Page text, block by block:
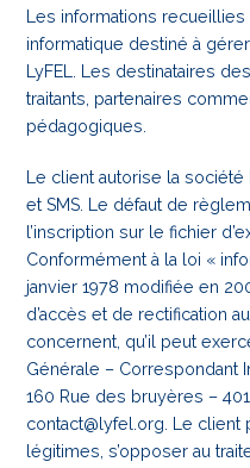
Les informations recueillies
informatique destiné à
LyFEL. Les destinataires
traitants, partenaires
pédagogiques.
Le client autorise la
et SMS. Le défaut de
l’inscription sur le fichier
Conformément à la loi «
janvier 1978 modifiée en
d’accès et de rectification
concernent, qu’il peut
Générale – Correspondant
160 Rue des bruyères –
contact@lyfel.org. Le
légitimes, s’opposer au